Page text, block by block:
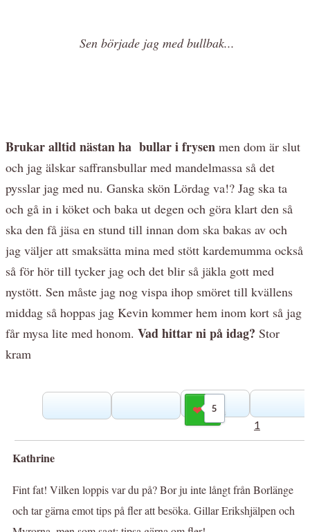
Sen började jag med bullbak...
Brukar alltid nästan ha bullar i frysen men dom är slut
och jag älskar saffransbullar med mandelmassa så det
pysslar jag med nu. Ganska skön Lördag va!? Jag ska ta
och gå in i köket och baka ut degen och göra klart den så
ska den få jäsa en stund till innan dom ska bakas av och
jag väljer att smaksätta mina med stött kardemumma också
så för hör till tycker jag och det blir så jäkla gott med
nystött. Sen måste jag nog vispa ihop smöret till kvällens
middag så hoppas jag Kevin kommer hem inom kort så jag
får mysa lite med honom. Vad hittar ni på idag? Stor
kram
5
Gilla
1
Kathrine
Fint fat! Vilken loppis var du på? Bor ju inte långt från Borlänge
och tar gärna emot tips på fler att besöka. Gillar Erikshjälpen och